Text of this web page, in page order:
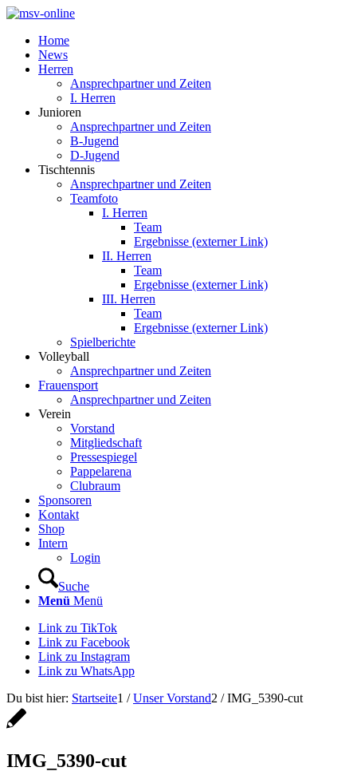
Home
News
Herren
Ansprechpartner und Zeiten
I. Herren
Junioren
Ansprechpartner und Zeiten
B-Jugend
D-Jugend
Tischtennis
Ansprechpartner und Zeiten
Teamfoto
I. Herren
Team
Ergebnisse (externer Link)
II. Herren
Team
Ergebnisse (externer Link)
III. Herren
Team
Ergebnisse (externer Link)
Spielberichte
Volleyball
Ansprechpartner und Zeiten
Frauensport
Ansprechpartner und Zeiten
Verein
Vorstand
Mitgliedschaft
Pressespiegel
Pappelarena
Clubraum
Sponsoren
Kontakt
Shop
Intern
Login
Suche
Menü Menü
Link zu TikTok
Link zu Facebook
Link zu Instagram
Link zu WhatsApp
Du bist hier: Startseite1 / Unser Vorstand2 / IMG_5390-cut
IMG_5390-cut